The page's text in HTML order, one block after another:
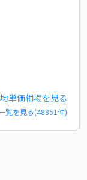
単価相場を見る
覧を見る(48851件)